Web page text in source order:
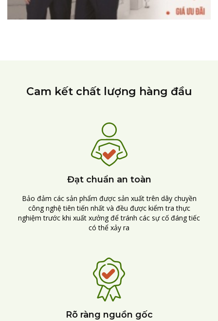
Cam kết chất lượng hàng đầu
Đạt chuẩn an toàn
Bảo đảm các sản phẩm được sản xuất trên dây chuyền
công nghệ tiên tiến nhất và đều được kiểm tra thực
nghiệm trước khi xuất xưởng để tránh các sự cố đáng tiếc
có thể xảy ra
Rõ ràng nguồn gốc